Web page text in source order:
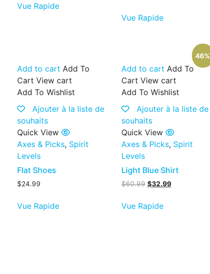
Vue Rapide
Vue Rapide
Add to cart Add To
Cart View cart
Add To Wishlist
Ajouter à la liste de
souhaits
Quick View
Axes & Picks, Spirit
Levels
Flat Shoes
$24.99
Vue Rapide
46%
Add to cart Add To
Cart View cart
Add To Wishlist
Ajouter à la liste de
souhaits
Quick View
Axes & Picks, Spirit
Levels
Light Blue Shirt
$60.99 $32.99
Vue Rapide